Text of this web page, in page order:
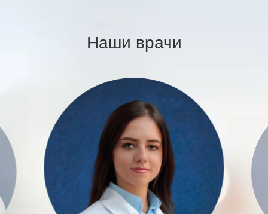
Наши врачи